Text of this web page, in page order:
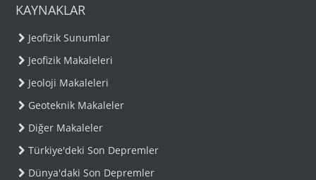
KAYNAKLAR
Jeofizik Sunumlar
Jeofizik Makaleleri
Jeoloji Makaleleri
Geoteknik Makaleler
Diğer Makaleler
Türkiye'deki Son Depremler
Dünya'daki Son Depremler